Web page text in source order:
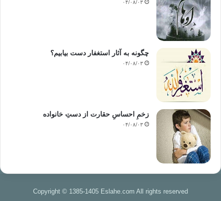
۰۴/۰۸/۰۳
چگونه به آثار استغفار دست بیابیم؟
۰۴/۰۸/۰۳
زخمِ احساسِ حقارت از دستِ خانواده
۰۴/۰۸/۰۳
Copyright © 1385-1405 Eslahe.com All rights reserved